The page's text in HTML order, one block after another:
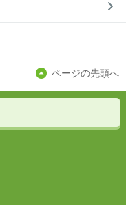
ページの先頭へ